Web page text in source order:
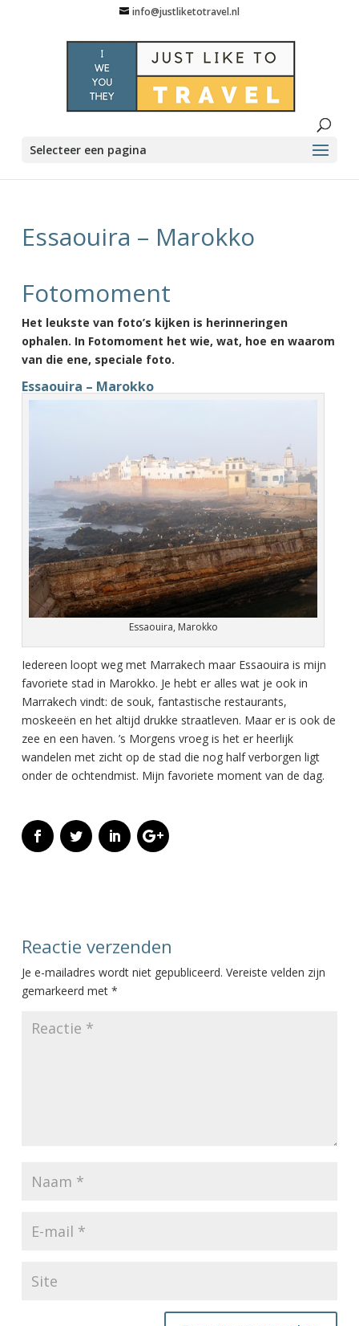
info@justliketotravel.nl
Selecteer een pagina
Essaouira – Marokko
Fotomoment
Het leukste van foto’s kijken is herinneringen
ophalen. In Fotomoment het wie, wat, hoe en waarom
van die ene, speciale foto.
Essaouira – Marokko
Essaouira, Marokko
Iedereen loopt weg met Marrakech maar Essaouira is mijn
favoriete stad in Marokko. Je hebt er alles wat je ook in
Marrakech vindt: de souk, fantastische restaurants,
moskeeën en het altijd drukke straatleven. Maar er is ook de
zee en een haven. ’s Morgens vroeg is het er heerlijk
wandelen met zicht op de stad die nog half verborgen ligt
onder de ochtendmist. Mijn favoriete moment van de dag.
Reactie verzenden
Je e-mailadres wordt niet gepubliceerd. Vereiste velden zijn
gemarkeerd met *